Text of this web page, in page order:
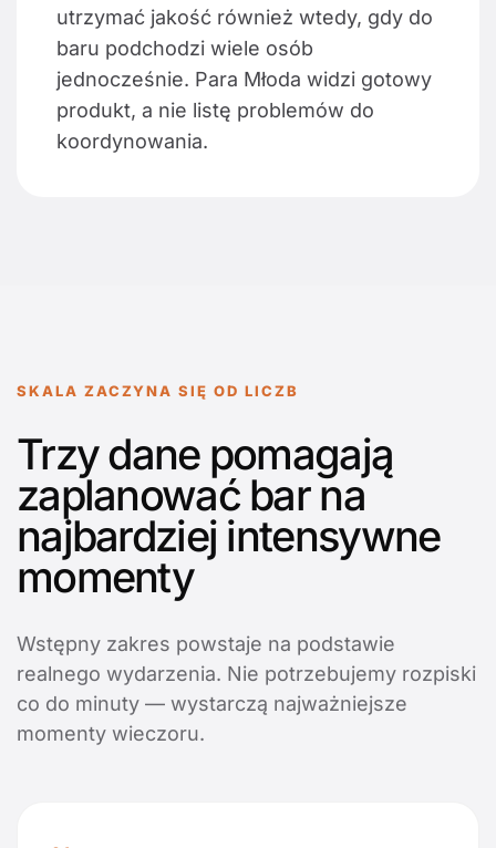
utrzymać jakość również wtedy, gdy do
baru podchodzi wiele osób
jednocześnie. Para Młoda widzi gotowy
produkt, a nie listę problemów do
koordynowania.
SKALA ZACZYNA SIĘ OD LICZB
Trzy dane pomagają
zaplanować bar na
najbardziej intensywne
momenty
Wstępny zakres powstaje na podstawie
realnego wydarzenia. Nie potrzebujemy rozpiski
co do minuty — wystarczą najważniejsze
momenty wieczoru.